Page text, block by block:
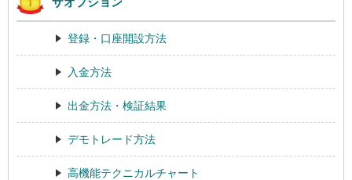
登録・口座開設方法
入金方法
出金方法・検証結果
デモトレード方法
高機能テクニカルチャート